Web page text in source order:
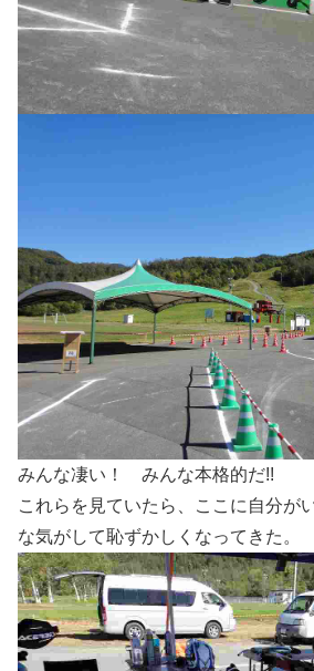
みんな凄い！ みんな本格的だ!!
これらを見ていたら、ここに自分が
な気がして恥ずかしくなってきた。